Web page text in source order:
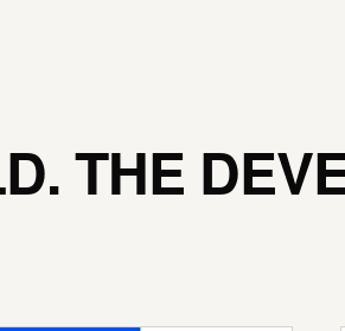
THE